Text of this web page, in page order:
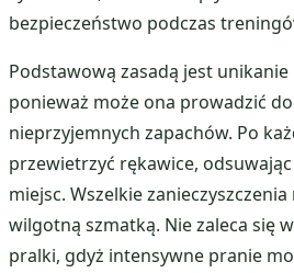
bezpieczeństwo podczas
Podstawową zasadą jest
ponieważ może ona prowadzić
nieprzyjemnych zapachów. Po
przewietrzyć rękawice,
miejsc. Wszelkie
wilgotną szmatką. Nie zaleca się
pralki, gdyż intensywne pranie